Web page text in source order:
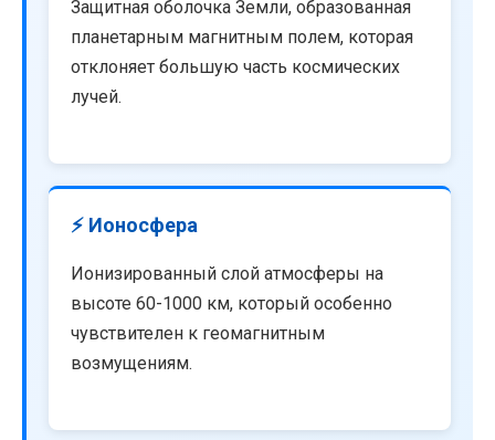
Защитная оболочка Земли, образованная
планетарным магнитным полем, которая
отклоняет большую часть космических
лучей.
⚡ Ионосфера
Ионизированный слой атмосферы на
высоте 60-1000 км, который особенно
чувствителен к геомагнитным
возмущениям.